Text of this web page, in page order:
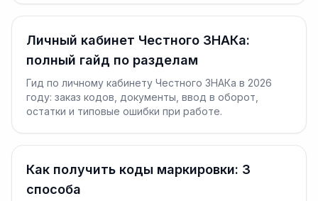
Личный кабинет Честного ЗНАКа:
полный гайд по разделам
Гид по личному кабинету Честного ЗНАКа в 2026
году: заказ кодов, документы, ввод в оборот,
остатки и типовые ошибки при работе.
Как получить коды маркировки: 3
способа